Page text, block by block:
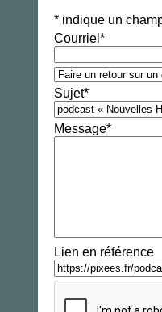
* indique un
Courriel *
Sujet*
Message*
Lien en référence